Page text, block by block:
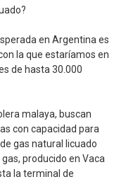
en Argentina es
la que estaríamos en
de hasta 30.000
malaya, buscan
con capacidad para
gas natural licuado
producido en Vaca
la terminal de